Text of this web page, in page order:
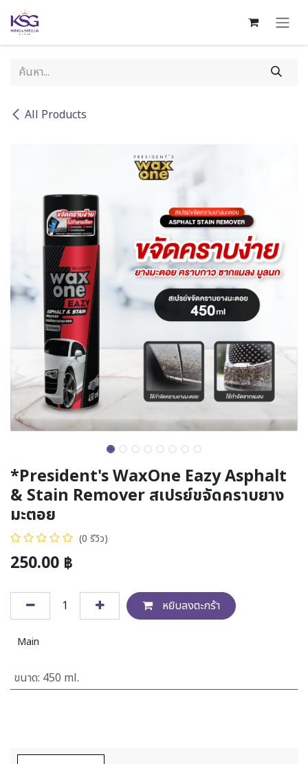
Skip to Content
All Products
*President's WaxOne Eazy Asphalt
& Stain Remover สเปรย์ขจัดคราบยาง
มะตอย
(0 รีวิว)
250.00 ฿
หยิบลงตะกร้า
Main
ขนาด: 450 ml.